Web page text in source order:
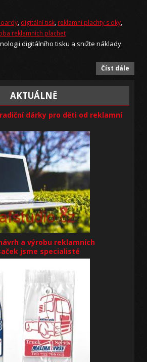
, digitální tisk, reklamní plachty s oky,
reklamních plachet
digitálního tisku a snižte náklady.
Číst dále
AKTUÁLNĚ
dárky pro děti od reklamní
a výrobu reklamních
jsme specialisté